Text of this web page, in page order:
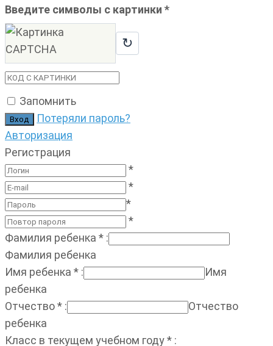
Введите символы с картинки *
↻
Запомнить
Потеряли пароль?
Авторизация
Регистрация
*
*
*
*
Фамилия ребенка * :
Фамилия ребенка
Имя ребенка * :
Имя
ребенка
Отчество* :
Отчество
ребенка
Класс в текущем учебном году* :